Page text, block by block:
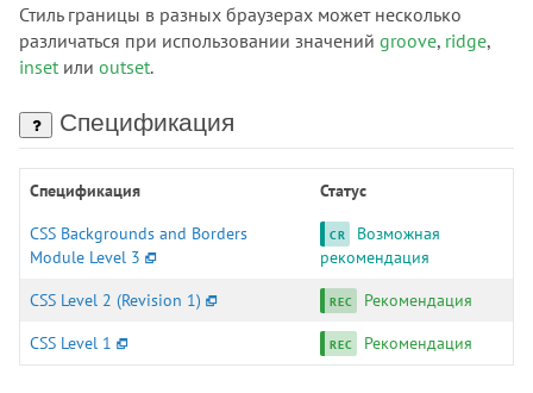
Стиль границы в разных браузерах может несколько
различаться при использовании значений groove, ridge,
inset или outset.
Спецификация
Спецификация
Статус
CSS Backgrounds and Borders
Module Level 3
Возможная
рекомендация
CSS Level 2 (Revision 1)
Рекомендация
CSS Level 1
Рекомендация
border-block-width
border-bottom
border-bottom-color
border-bottom-right-radius
border-bottom-style
border-bottom-width
border-collapse
border-color
border-end-end-radius
border-image